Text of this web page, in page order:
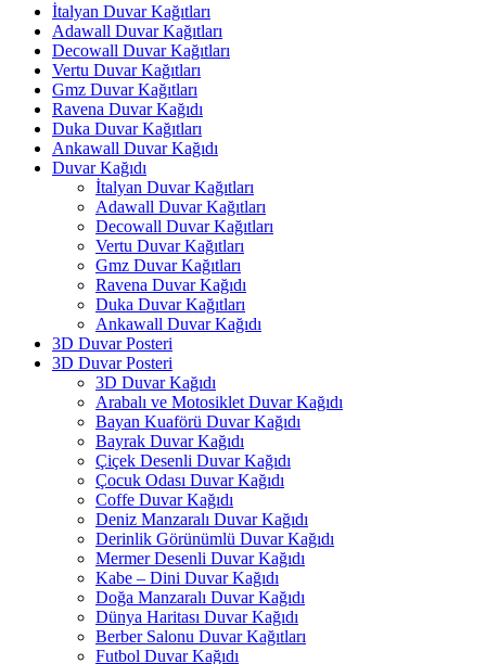
İtalyan Duvar Kağıtları
Adawall Duvar Kağıtları
Decowall Duvar Kağıtları
Vertu Duvar Kağıtları
Gmz Duvar Kağıtları
Ravena Duvar Kağıdı
Duka Duvar Kağıtları
Ankawall Duvar Kağıdı
Duvar Kağıdı
İtalyan Duvar Kağıtları
Adawall Duvar Kağıtları
Decowall Duvar Kağıtları
Vertu Duvar Kağıtları
Gmz Duvar Kağıtları
Ravena Duvar Kağıdı
Duka Duvar Kağıtları
Ankawall Duvar Kağıdı
3D Duvar Posteri
3D Duvar Posteri
3D Duvar Kağıdı
Arabalı ve Motosiklet Duvar Kağıdı
Bayan Kuaförü Duvar Kağıdı
Bayrak Duvar Kağıdı
Çiçek Desenli Duvar Kağıdı
Çocuk Odası Duvar Kağıdı
Coffe Duvar Kağıdı
Deniz Manzaralı Duvar Kağıdı
Derinlik Görünümlü Duvar Kağıdı
Mermer Desenli Duvar Kağıdı
Kabe – Dini Duvar Kağıdı
Doğa Manzaralı Duvar Kağıdı
Dünya Haritası Duvar Kağıdı
Berber Salonu Duvar Kağıtları
Futbol Duvar Kağıdı